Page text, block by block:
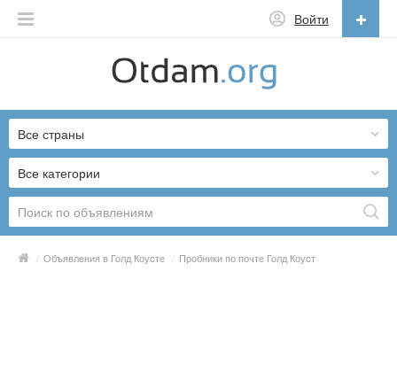
Войти
English
Русский
Українська
Все категории
Все страны
/ Объявления в Голд Коусте / Пробники по почте Голд Коуст